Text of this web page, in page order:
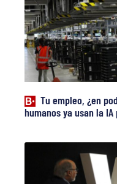
Tu empleo, ¿en
humanos ya usan la